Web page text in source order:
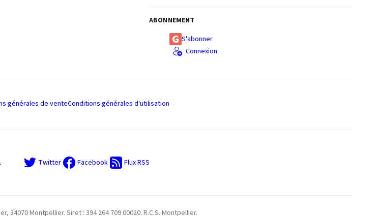
ABONNEMENT
S'abonner
Connexion
générales de venteConditions générales d'utilisation
Twitter Facebook Flux RSS
34070 Montpellier. Siret : 394 264 709 00020. R.C.S. Montpellier.